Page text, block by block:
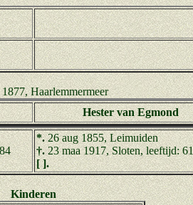
Haarlemmermeer
Hester van Egmond
*.26 aug 1855, Leimuiden
†. 23 maa 1917, Sloten, leeftijd: 61
[ ].
Kinderen